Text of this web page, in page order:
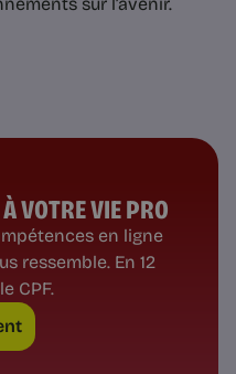
VOTRE VIE PRO
en ligne
ressemble. En 12
CPF.